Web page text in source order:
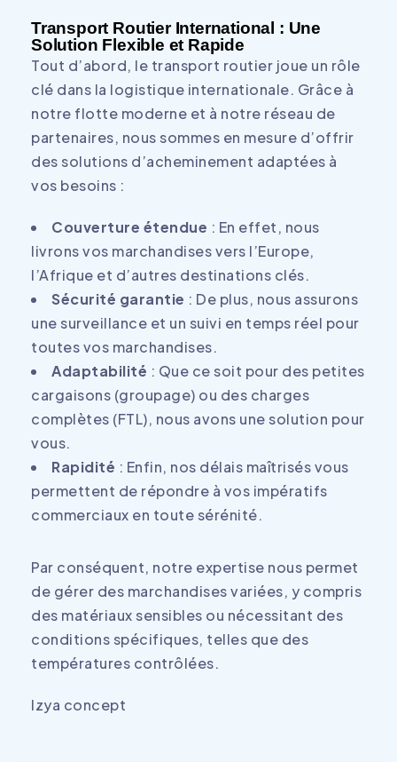
Transport Routier International : Une
Solution Flexible et Rapide
Tout d’abord, le transport routier joue un rôle
clé dans la logistique internationale. Grâce à
notre flotte moderne et à notre réseau de
partenaires, nous sommes en mesure d’offrir
des solutions d’acheminement adaptées à
vos besoins :
Couverture étendue : En effet, nous
livrons vos marchandises vers l’Europe,
l’Afrique et d’autres destinations clés.
Sécurité garantie : De plus, nous assurons
une surveillance et un suivi en temps réel pour
toutes vos marchandises.
Adaptabilité : Que ce soit pour des petites
cargaisons (groupage) ou des charges
complètes (FTL), nous avons une solution pour
vous.
Rapidité : Enfin, nos délais maîtrisés vous
permettent de répondre à vos impératifs
commerciaux en toute sérénité.
Par conséquent, notre expertise nous permet
de gérer des marchandises variées, y compris
des matériauxsensibles ou nécessitant des
conditions spécifiques, telles que des
températures contrôlées.
Izya concept